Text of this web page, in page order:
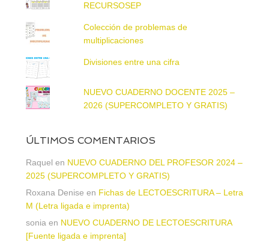
RECURSOSEP
Colección de problemas de
multiplicaciones
Divisiones entre una cifra
NUEVO CUADERNO DOCENTE 2025 –
2026 (SUPERCOMPLETO Y GRATIS)
ÚLTIMOS COMENTARIOS
Raquel en NUEVO CUADERNO DEL PROFESOR 2024 –
2025 (SUPERCOMPLETO Y GRATIS)
Roxana Denise en Fichas de LECTOESCRITURA – Letra
M (Letra ligada e imprenta)
soniaen NUEVO CUADERNO DE LECTOESCRITURA
[Fuente ligada e imprenta]